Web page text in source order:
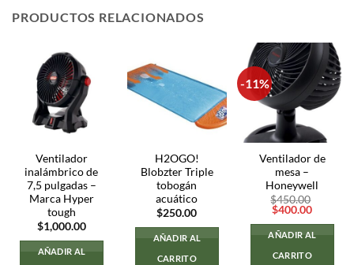
PRODUCTOS RELACIONADOS
Ventilador
inalámbrico de
7,5 pulgadas –
Marca Hyper
tough
$1,000.00
AÑADIR AL
H2OGO!
Blobzter Triple
tobogán
acuático
$250.00
AÑADIR AL
CARRITO
-11%
Ventilador de
mesa –
Honeywell
$450.00
El
original
era:
$450.00.
$400.00El
actual
es:
AÑADIR AL
CARRITO